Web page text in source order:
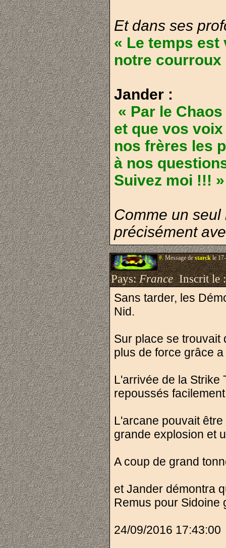
Et dans ses
« Le temps est
notre courroux
Jander :
« Par le
et que vos
nos frères les
à nos
Suivez moi !!! »
Comme un
précisément
#.Message destarckle
Pays:FranceInscrit le
Sans tarder, les
Nid.
Sur place se trouvait
plus de force grâce
L'arrivée de la Strike
repoussés
L'arcane pouvait
grande explosion et
A coup de grand
et Jander démontra
Remus pour
24/09/2016 17:43:00